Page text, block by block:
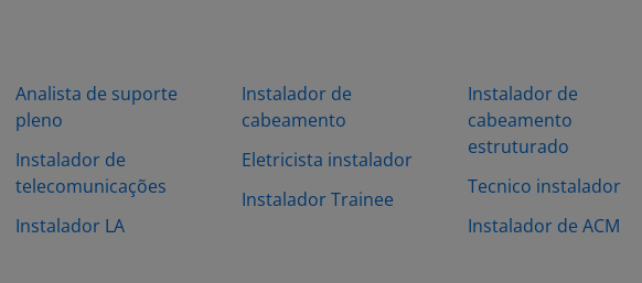
Analista de suporte
pleno
Instalador de
telecomunicações
Instalador LA
Instalador de
cabeamento
Eletricista instalador
Instalador Trainee
Instalador de
cabeamento
estruturado
Tecnico instalador
Instalador de ACM